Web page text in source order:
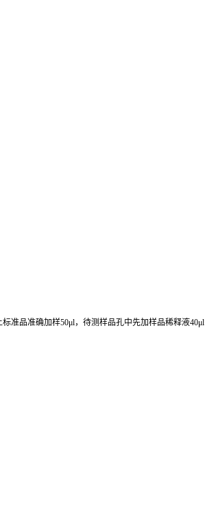
标准品准确加样50μl，待测样品孔中先加样品稀释液40μl